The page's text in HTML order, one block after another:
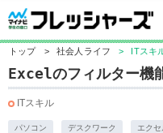
トップ > 社会人ライフ > ITスキ
Excelのフィルター機
ITスキル
パソコン デスクワーク エクセ